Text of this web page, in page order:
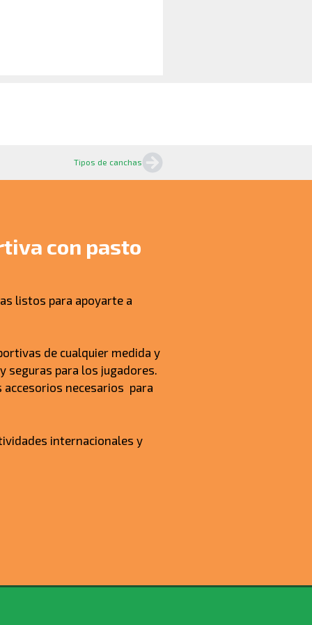
Tipos de canchas
con pasto
listos para apoyarte a
de cualquier medida y
seguras para los jugadores.
necesarios para
internacionales y